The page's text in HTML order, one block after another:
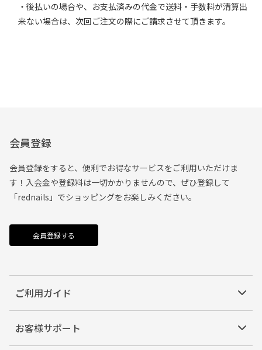
・後払いの場合や、お支払済みの代金で送料・手数料が清算出
来ない場合は、次回ご注文の際にご請求させて頂きます。
会員登録
会員登録をすると、便利でお得なサービスをご利用いただけま
す！入会金や登録料は一切かかりませんので、ぜひ登録して
「rednails」でショッピングをお楽しみください。
会員登録する
ご利用ガイド
お客様サポート